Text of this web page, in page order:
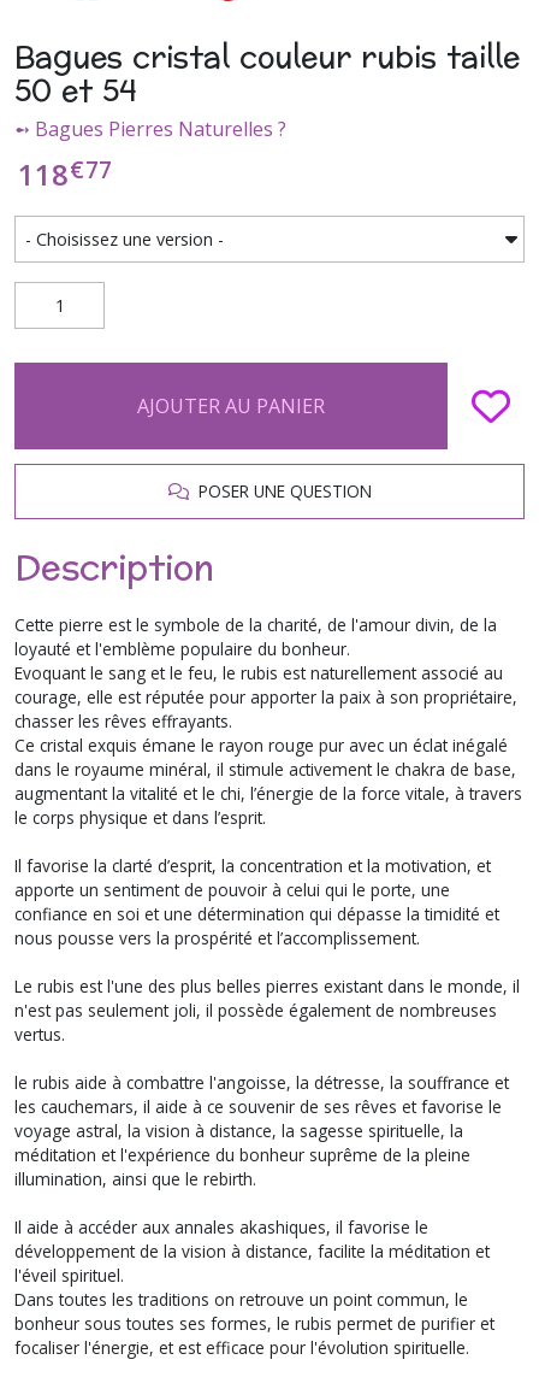
Bagues cristal couleur rubis taille
50 et 54
➻ Bagues Pierres Naturelles ?
118€77
AJOUTER AU PANIER
POSER UNE QUESTION
Description
Cette pierre est le symbole de la charité, de l'amour divin, de la
loyauté et l'emblème populaire du bonheur.
Evoquant le sang et le feu, le rubis est naturellement associé au
courage, elle est réputée pour apporter la paix à son propriétaire,
chasser les rêves effrayants.
Ce cristal exquis émane le rayon rouge pur avec un éclat inégalé
dans le royaume minéral, il stimule activement le chakra de base,
augmentant la vitalité et le chi, l’énergie de la force vitale, à travers
le corps physique et dans l’esprit.
Il favorise la clarté d’esprit, la concentration et la motivation, et
apporte un sentiment de pouvoir à celui qui le porte, une
confiance en soi et une détermination qui dépasse la timidité et
nous pousse vers la prospérité et l’accomplissement.
Le rubis est l'une des plus belles pierres existant dans le monde, il
n'est pas seulement joli, il possède également de nombreuses
vertus.
le rubis aide à combattre l'angoisse, la détresse, la souffrance et
les cauchemars, il aide à ce souvenir de ses rêves et favorise le
voyage astral, la vision à distance, la sagesse spirituelle, la
méditation et l'expérience du bonheur suprême de la pleine
illumination, ainsi que le rebirth.
Il aide à accéder aux annales akashiques, il favorise le
développement de la vision à distance, facilite la méditation et
l'éveil spirituel.
Dans toutes les traditions on retrouve un point commun, le
bonheur sous toutes ses formes, le rubis permet de purifier et
focaliser l'énergie, et est efficace pour l'évolution spirituelle.